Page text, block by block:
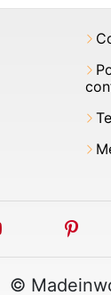
youtube
©